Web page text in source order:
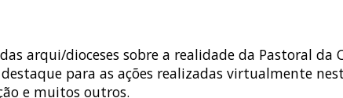
arqui/dioceses sobre a realidade da Pastoral da
para as ações realizadas virtualmente
e muitos outros.